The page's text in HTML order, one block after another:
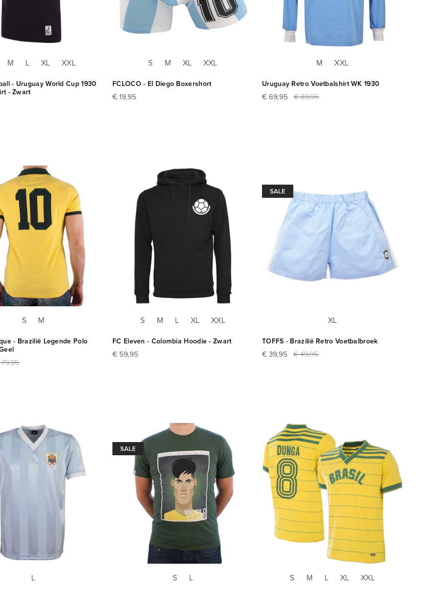
M L XL XXL
- Uruguay World Cup 1930
- Zwart
S M XL XXL
FCLOCO - El Diego Boxershort
€ 19,95
M XXL
Uruguay Retro Voetbalshirt WK 1930
€ 69,95 € 89,95
S M
- Brazilië Legende Polo
S M L XL XXL
FC Eleven - Colombia Hoodie - Zwart
€ 59,95
SALE
XL
TOFFS - Brazilië Retro Voetbalbroek
€ 39,95 € 49,95
L
SALE
S L S M L XL XXL